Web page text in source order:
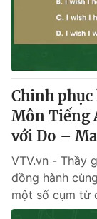
Chinh
Môn Tiếng
với Do –
VTV.vn - Thầy
đồng hành
một số cụm từ